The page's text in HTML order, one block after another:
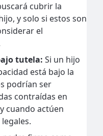
cubrir la
y solo si estos son
el
tutela: Si un hijo
está bajo la
podrían ser
contraídas en
cuando actúen